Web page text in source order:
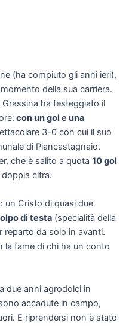
(ha compiuto gli anni ieri),
della sua carriera.
Grassina ha festeggiato il
con un gol e una
3-0 con cui il suo
di Piancastagnaio.
che è salito a quota 10 gol
doppia cifra.
un Cristo di quasi due
di testa (specialità della
reparto da solo in avanti.
la fame di chi ha un conto
due anni agrodolci in
accadute in campo,
E riprendersi non è stato